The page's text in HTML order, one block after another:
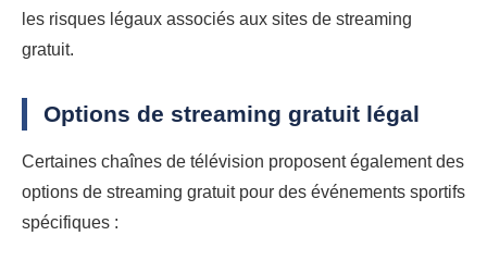
les risques légaux associés aux sites de streaming
gratuit.
Options de streaming gratuit légal
Certaines chaînes de télévision proposent également des
options de streaming gratuit pour des événements sportifs
spécifiques :